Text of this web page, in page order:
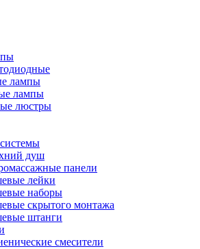
лампы
лампы
люстры
душ
панели
лейки
наборы
скрытого монтажа
штанги
смесители